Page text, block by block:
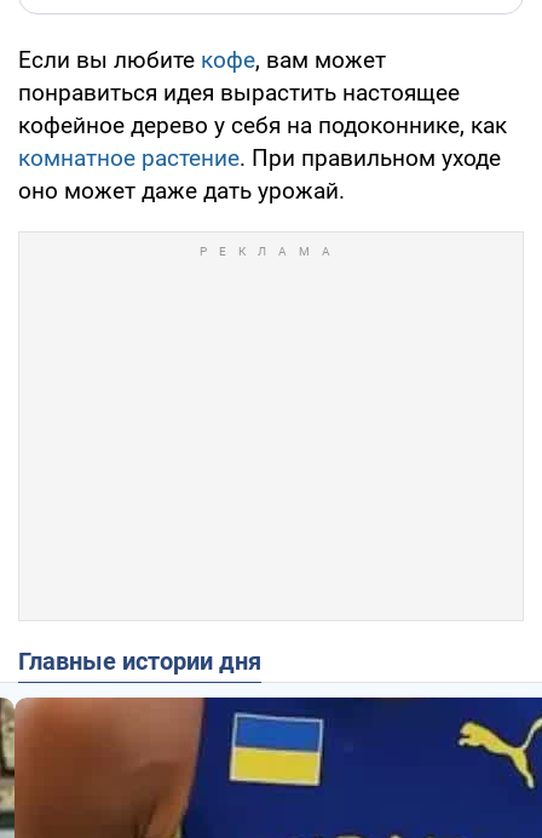
Если вы любите кофе, вам может
понравиться идея вырастить настоящее
кофейное дерево у себя на подоконнике, как
комнатное растение. При правильном уходе
оно может даже дать урожай.
Главные истории дня